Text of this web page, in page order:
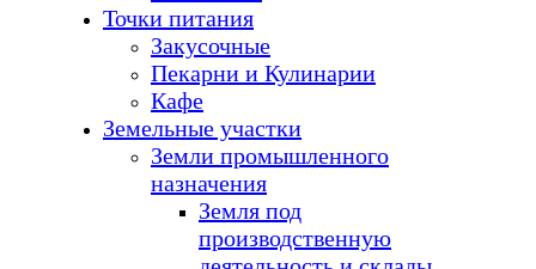
Точки питания
Закусочные
Пекарни и Кулинарии
Кафе
Земельные участки
Земли промышленного
назначения
Земля под
производственную